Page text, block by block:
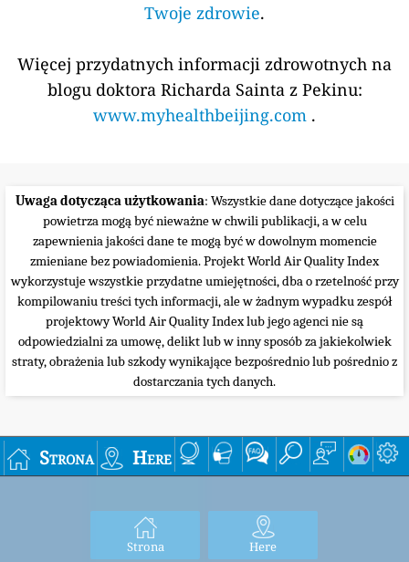
Twoje zdrowie.
Więcej przydatnych informacji zdrowotnych na
blogu doktora Richarda Sainta z Pekinu:
www.myhealthbeijing.com .
Uwaga dotycząca użytkowania: Wszystkie dane dotyczące jakości
powietrza mogą być nieważne w chwili publikacji, a w celu
zapewnienia jakości dane te mogą być w dowolnym momencie
zmieniane bez powiadomienia. Projekt World Air Quality Index
wykorzystuje wszystkie przydatne umiejętności, dba o rzetelność przy
kompilowaniu treści tych informacji, ale w żadnym wypadku zespół
projektowy World Air Quality Index lub jego agenci nie są
odpowiedzialni za umowę, delikt lub w inny sposób za jakiekolwiek
straty, obrażenia lub szkody wynikające bezpośrednio lub pośrednio z
dostarczania tych danych.
Strona Here
Strona Here